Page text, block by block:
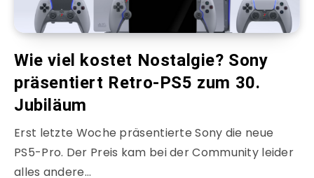
Wie viel kostet Nostalgie? Sony
präsentiert Retro-PS5 zum 30.
Jubiläum
Erst letzte Woche präsentierte Sony die neue
PS5-Pro. Der Preis kam bei der Community leider
alles andere…